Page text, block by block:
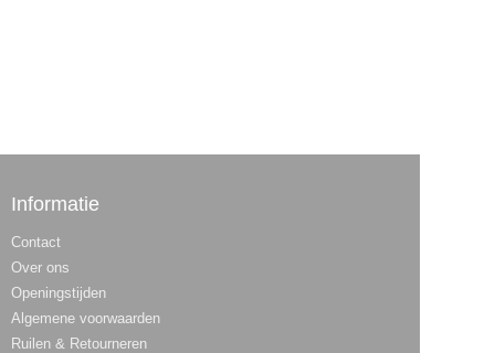
Informatie
Contact
Over ons
Openingstijden
Algemene voorwaarden
Ruilen & Retourneren